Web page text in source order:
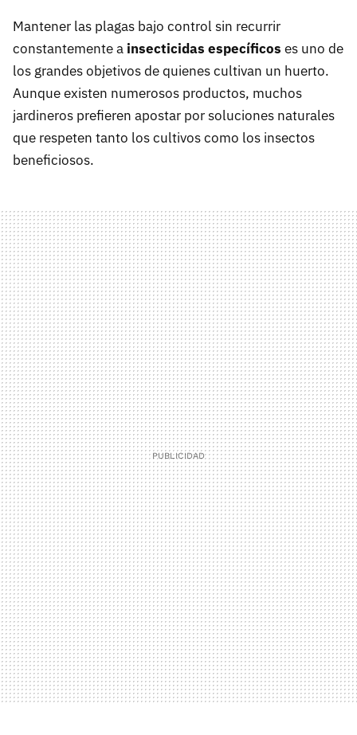
Mantener las plagas bajo control sin recurrir
constantemente a insecticidas específicos es uno de
los grandes objetivos de quienes cultivan un huerto.
Aunque existen numerosos productos, muchos
jardineros prefieren apostar por soluciones naturales
que respeten tanto los cultivos como los insectos
beneficiosos.